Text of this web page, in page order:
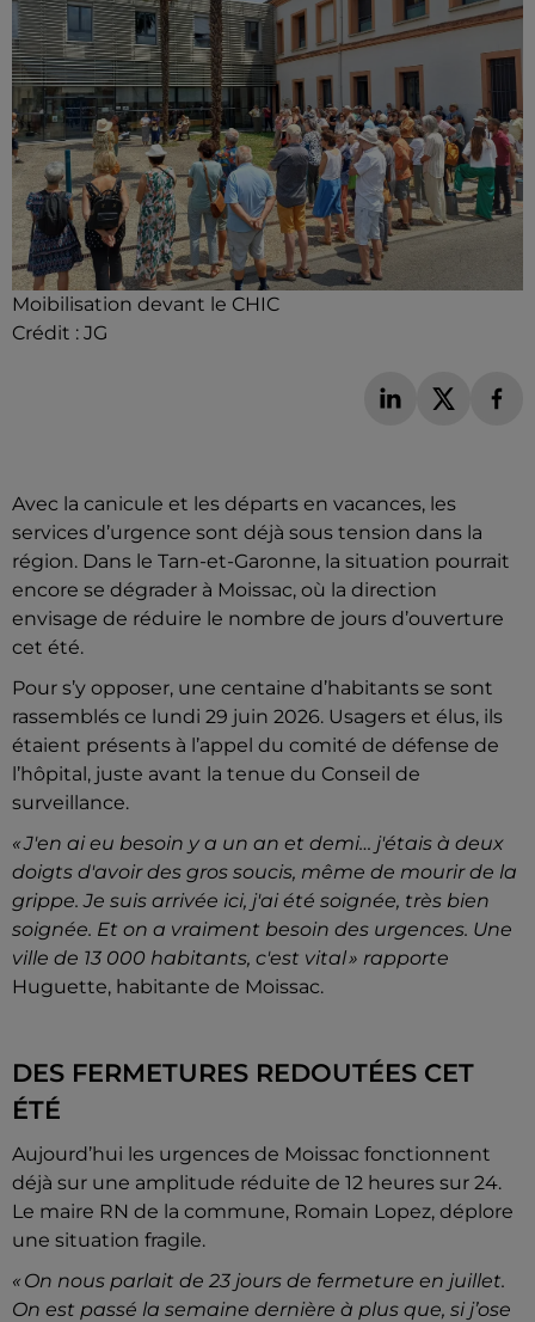
Moibilisation devant le CHIC
Crédit : JG
Avec la canicule et les départs en vacances, les
services d’urgence sont déjà sous tension dans la
région. Dans le Tarn-et-Garonne, la situation pourrait
encore se dégrader à Moissac, où la direction
envisage de réduire le nombre de jours d’ouverture
cet été.
Pour s’y opposer, une centaine d’habitants se sont
rassemblés ce lundi 29 juin 2026. Usagers et élus, ils
étaient présents à l’appel du comité de défense de
l’hôpital, juste avant la tenue du Conseil de
surveillance.
« J'en ai eu besoin y a un an et demi… j'étais à deux
doigts d'avoir des gros soucis, même de mourir de la
grippe. Je suis arrivée ici, j'ai été soignée, très bien
soignée. Et on a vraiment besoin des urgences. Une
ville de 13 000 habitants, c'est vital » rapporte
Huguette, habitante de Moissac.
DES FERMETURES REDOUTÉES CET
ÉTÉ
Aujourd’hui les urgences de Moissac fonctionnent
déjà sur une amplitude réduite de 12 heures sur 24.
Le maire RN de la commune, Romain Lopez, déplore
une situation fragile.
« On nous parlait de 23 jours de fermeture en juillet.
On est passé la semaine dernière à plus que, si j’ose